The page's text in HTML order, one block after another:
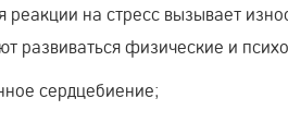
на стресс вызывает
развиваться физические и
сердцебиение;